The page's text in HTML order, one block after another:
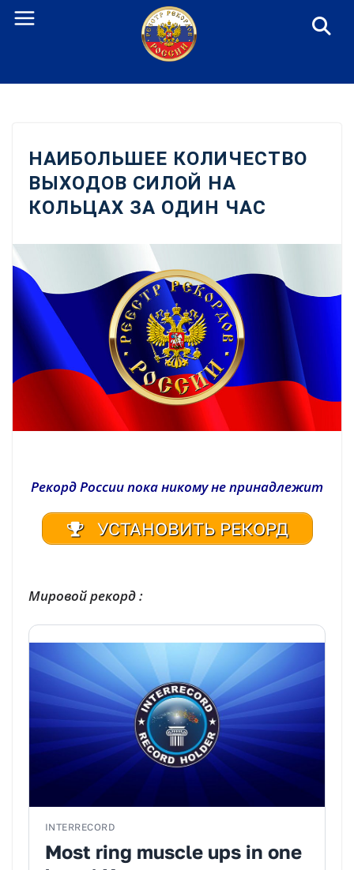
Перейти
НАИБОЛЬШЕЕ КОЛИЧЕСТВО
ВЫХОДОВ СИЛОЙ НА
КОЛЬЦАХ ЗА ОДИН ЧАС
Рекорд России пока никому не принадлежит
УСТАНОВИТЬ РЕКОРД
Мировой рекорд :
INTERRECORD
Most ring muscle ups in one